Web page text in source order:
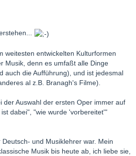
weitesten entwickelten Kulturformen
Musik, denn es umfaßt alle Dinge
auch die Aufführung), und ist jedesmal
al z.B. Branagh's Filme).
der Auswahl der ersten Oper immer auf
dabei", "wie wurde 'vorbereitet'"
und Musiklehrer war. Mein
Musik bis heute ab, ich liebe sie,